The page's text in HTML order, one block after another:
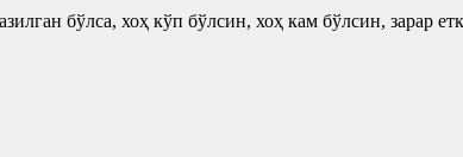
бўлса, хоҳ кўп бўлсин, хоҳ кам бўлсин, зарар